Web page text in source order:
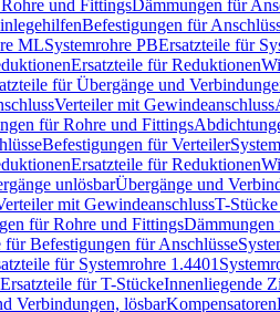
und FittingsDämmungen für
Befestigungen für
MLSystemrohre PBErsatzteile für
Ersatzteile für Reduktionen
für Übergänge und
Verteiler mit Gewindeanschluss
für Rohre und Fittings
Befestigungen für Verteiler
Ersatzteile für Reduktionen
unlösbarÜbergänge und
mit GewindeanschlussT-
für Rohre und FittingsDämmungen
für Befestigungen für Anschlüsse
für Systemrohre 1.4401
Ersatzteile für T-StückeInnenliegende
Verbindungen, lösbarKompensatoren